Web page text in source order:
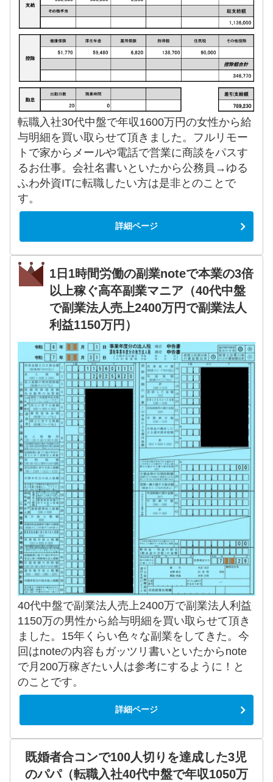
転職入社30代中盤で年収1600万円の女性から給
与明細を買い取らせて頂きました。フルリモー
トで家からメールや電話で営業に商談をパスす
るお仕事。会社名書いといたから公務員→ゆる
ふわ外資ITに転職したい方は是非とのことで
す。
詳細ページ
1日1時間労働の副業noteで本業の3倍
以上稼ぐ高卒副業マニア（40代中盤
で副業法人売上2400万円で副業法人
利益1150万円）
40代中盤で副業法人売上2400万で副業法人利益
1150万の男性から給与明細を買い取らせて頂き
ました。15年くらい色々な副業をしてきた。今
回はnoteの内容もガッツリ書いといたからnote
で月200万稼ぎたい人は参考にするように！と
のことです。
詳細ページ
既婚者合コンで100人切りを達成した3児
のパパ（転職入社40代中盤で年収1050万